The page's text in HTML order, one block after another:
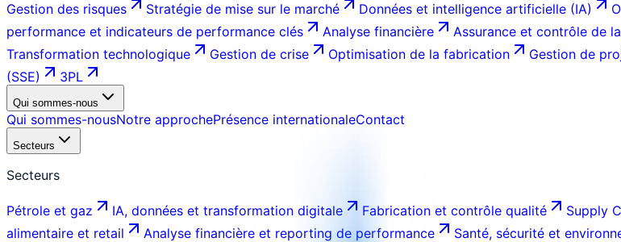
Gestion des risques Stratégie de mise sur le marché Données et intelligence artificielle (IA)
performance et indicateurs de performance clés
Analyse financière Assurance et contrôle de
Transformation technologique
Gestion de crise Optimisation de la fabrication Gestion de
(SSE)
3PL
Qui sommes-nous
Qui sommes-nousNotre approchePrésence internationaleContact
Secteurs
Secteurs
Pétrole et gaz IA, données et transformation digitale Fabrication et contrôle qualité Supply
alimentaire et retail
Analyse financière et reporting de performance Santé, sécurité et